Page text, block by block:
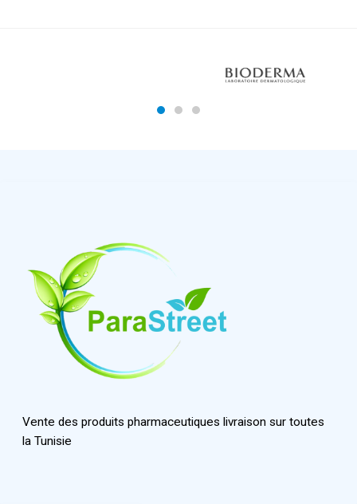
Vente des produits pharmaceutiques livraison sur toutes
la Tunisie